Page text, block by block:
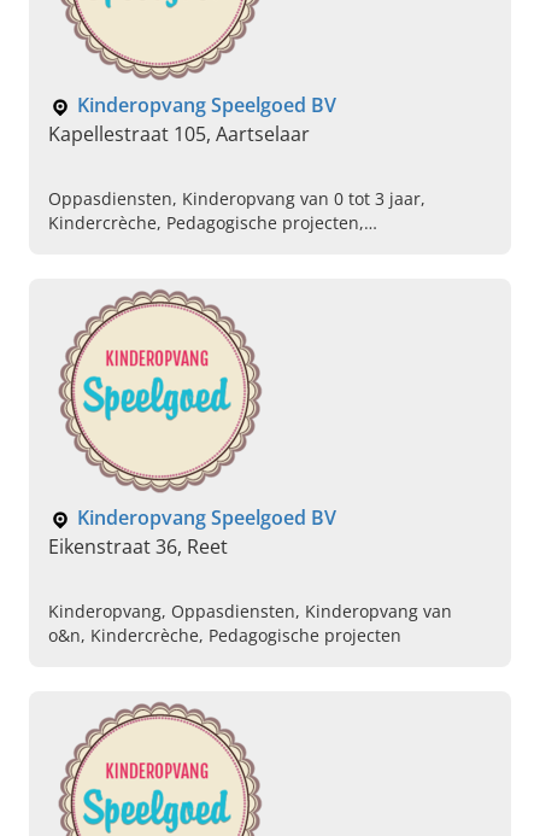
Kinderopvang Speelgoed BV
Kapellestraat 105, Aartselaar
Oppasdiensten, Kinderopvang van 0 tot 3 jaar,
Kindercrèche, Pedagogische projecten,
Kinderopvang Speelgoed BV
Eikenstraat 36, Reet
Kinderopvang, Oppasdiensten, Kinderopvang van
o&n, Kindercrèche, Pedagogische projecten